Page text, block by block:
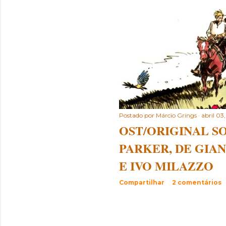
g
e
n
s
Postado por Márcio Grings abril
OST/ORIGINAL
PARKER, DE
E IVO MILAZZO
Compartilhar 2 comentários